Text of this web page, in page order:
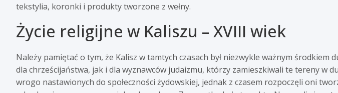
tekstylia, koronki i produkty tworzone z wełny.
Życie religijne w Kaliszu – XVIII wiek
Należy pamiętać o tym, że Kalisz w tamtych czasach był niezwykle ważnym środkiem
dla chrześcijaństwa, jak i dla wyznawców judaizmu, którzy zamieszkiwali te tereny w
wrogo nastawionych do społeczności żydowskiej, jednak z czasem rozpoczęli oni